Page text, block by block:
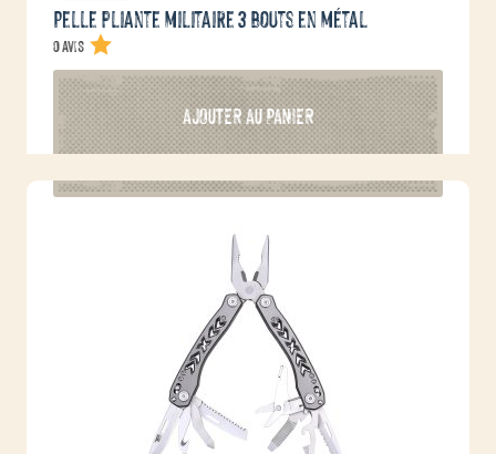
Pelle pliante militaire 3 bouts en métal
0 avis
AJOUTER AU PANIER